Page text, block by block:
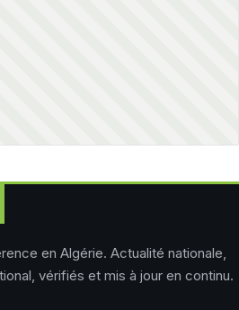
en Algérie. Actualité nationale,
vérifiés et mis à jour en continu.